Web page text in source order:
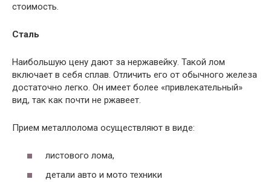
стоимость.
Сталь
Наибольшую цену дают за нержавейку. Такой лом
включает в себя сплав. Отличить его от обычного железа
достаточно легко. Он имеет более «привлекательный»
вид, так как почти не ржавеет.
Прием металлолома осуществляют в виде:
листового лома,
детали авто и мото техники